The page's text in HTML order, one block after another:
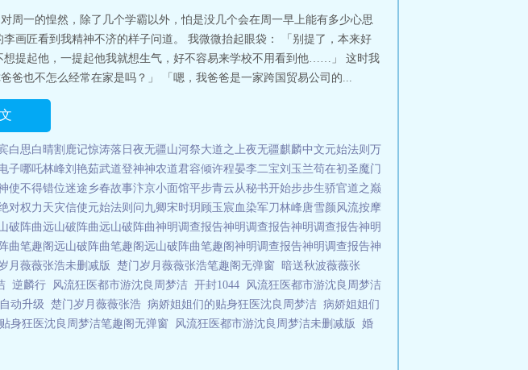
周一的惶然，除了几个学霸以外，怕是没几个会在周一早上能有多少心思
画匠看到我精神不济的样子问道。 我微微抬起眼袋： 「别提了，本来好
提起他，一提起他我就想生气，好不容易来学校不用看到他……」 这时我
爸也不怎么经常在家是吗？」 「嗯，我爸爸是一家跨国贸易公司的...
白思白晴割鹿记惊涛落日 夜无疆山河祭大道之上夜无疆 麒麟中文元始法则 万
子哪吒林峰刘艳茹武道登神神农道君容倾许程晏李二宝刘玉兰苟在初圣魔门
使不得错位迷途 乡春故事汴京小面馆平步青云从秘书开始步步生骄官道之巅
对权力 天灾信使元始法则 问九卿宋时玥顾玉宸 血染军刀林峰唐雪颜 风流按摩
破阵曲远山破阵曲远山破阵曲神明调查报告神明调查报告神明调查报告神明
曲笔趣阁远山破阵曲笔趣阁远山破阵曲笔趣阁神明调查报告神明调查报告神
月薇薇张浩未删减版 楚门岁月薇薇张浩笔趣阁无弹窗
暗送秋波薇薇张
逆麟行 风流狂医都市游沈良周梦洁 开封1044
风流狂医都市游沈良周梦洁
动升级 楚门岁月薇薇张浩 病娇姐姐们的贴身狂医沈良周梦洁 病娇姐姐们
身狂医沈良周梦洁笔趣阁无弹窗 风流狂医都市游沈良周梦洁未删减版
婚